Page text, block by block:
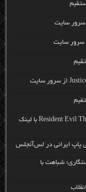
دانلود رایگان فیلم خارجی Resident Evil The Final Chapter 2017 با لینک
پاپ ایرانی در لس‌آنجلس
شباهت با